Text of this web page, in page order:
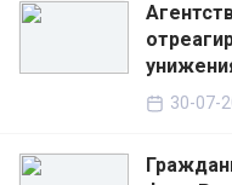
30-07-